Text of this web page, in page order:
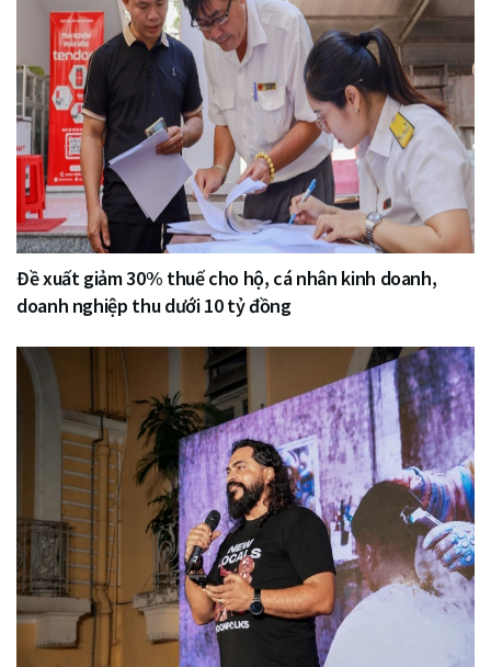
Đề xuất giảm 30% thuế cho hộ, cá nhân kinh doanh,
doanh nghiệp thu dưới 10 tỷ đồng